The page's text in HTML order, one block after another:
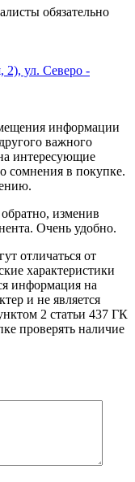
обязательно
2), ул. Северо -
информации
важного
интересующие
сомнения в покупке.
изменив
Очень удобно.
отличаться от
характеристики
информация на
и не является
2 статьи 437 ГК
проверять наличие